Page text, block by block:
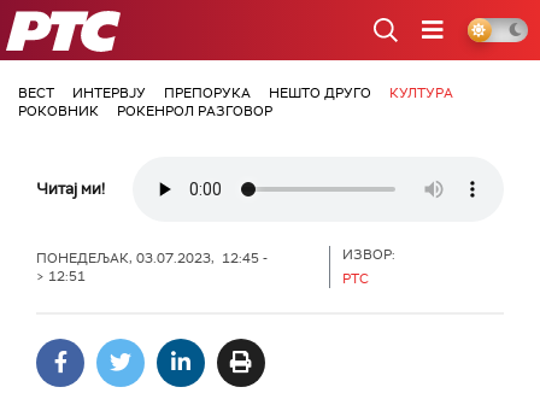
РТС
ВЕСТ ИНТЕРВЈУ ПРЕПОРУКА НЕШТО ДРУГО
КУЛТУРА
РОКОВНИК
РОКЕНРОЛ РАЗГОВОР
Читај ми!
ПОНЕДЕЉАК, 03.07.2023, 12:45 -
> 12:51
ИЗВОР:
РТС